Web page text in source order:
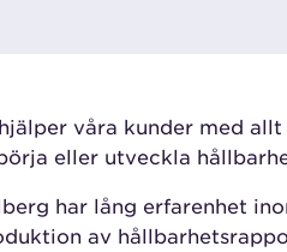
våra kunder med
eller utveckla
har lång erfarenhet
av